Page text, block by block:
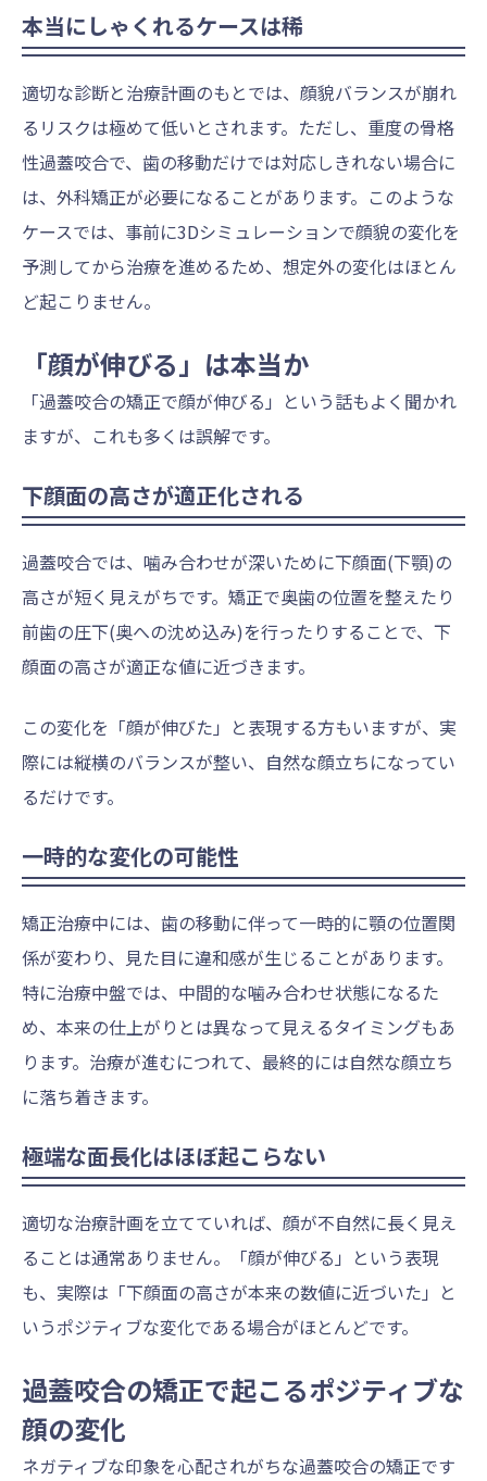
本当にしゃくれるケースは稀
適切な診断と治療計画のもとでは、顔貌バランスが崩れ
るリスクは極めて低いとされます。ただし、重度の骨格
性過蓋咬合で、歯の移動だけでは対応しきれない場合に
は、外科矯正が必要になることがあります。このような
ケースでは、事前に3Dシミュレーションで顔貌の変化を
予測してから治療を進めるため、想定外の変化はほとん
ど起こりません。
「顔が伸びる」は本当か
「過蓋咬合の矯正で顔が伸びる」という話もよく聞かれ
ますが、これも多くは誤解です。
下顔面の高さが適正化される
過蓋咬合では、噛み合わせが深いために下顔面(下顎)の
高さが短く見えがちです。矯正で奥歯の位置を整えたり
前歯の圧下(奥への沈め込み)を行ったりすることで、下
顔面の高さが適正な値に近づきます。
この変化を「顔が伸びた」と表現する方もいますが、実
際には縦横のバランスが整い、自然な顔立ちになってい
るだけです。
一時的な変化の可能性
矯正治療中には、歯の移動に伴って一時的に顎の位置関
係が変わり、見た目に違和感が生じることがあります。
特に治療中盤では、中間的な噛み合わせ状態になるた
め、本来の仕上がりとは異なって見えるタイミングもあ
ります。治療が進むにつれて、最終的には自然な顔立ち
に落ち着きます。
極端な面長化はほぼ起こらない
適切な治療計画を立てていれば、顔が不自然に長く見え
ることは通常ありません。「顔が伸びる」という表現
も、実際は「下顔面の高さが本来の数値に近づいた」と
いうポジティブな変化である場合がほとんどです。
過蓋咬合の矯正で起こるポジティブな
顔の変化
ネガティブな印象を心配されがちな過蓋咬合の矯正です